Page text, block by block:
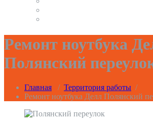
Ремонт ноутбука
Полянский
Главная / Территория работы /
Ремонт ноутбука Делл Полянский